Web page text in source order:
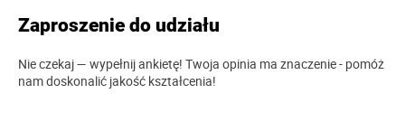
Zaproszenie do udziału
Nie czekaj — wypełnij ankietę! Twoja opinia ma znaczenie - pomóż
nam doskonalić jakość kształcenia!